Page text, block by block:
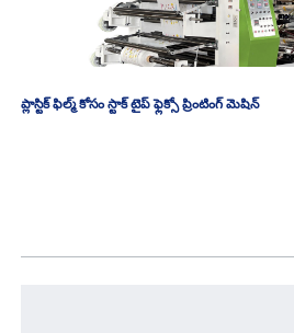
ప్లాస్టిక్ ఫిల్మ్ కోసం స్టాక్ టైప్ ఫ్లెక్సో ప్రింటింగ్ మెషిన్